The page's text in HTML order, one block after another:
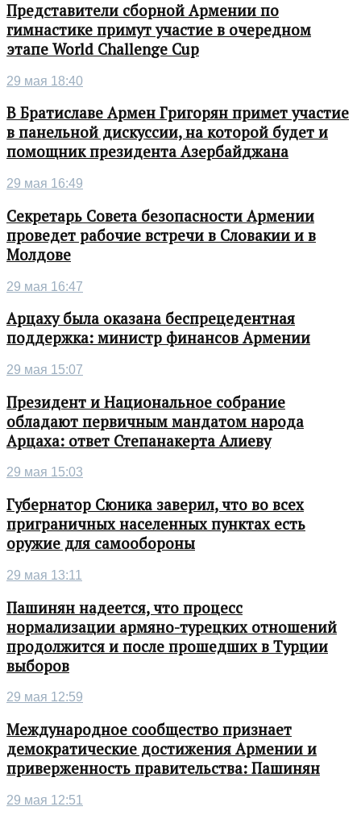
Представители сборной Армении по
гимнастике примут участие в очередном
этапе World Challenge Cup
29 мая 18:40
В Братиславе Армен Григорян примет участие
в панельной дискуссии, на которой будет и
помощник президента Азербайджана
29 мая 16:49
Секретарь Совета безопасности Армении
проведет рабочие встречи в Словакии и в
Молдове
29 мая 16:47
Арцаху была оказана беспрецедентная
поддержка: министр финансов Армении
29 мая 15:07
Президент и Национальное собрание
обладают первичным мандатом народа
Арцаха: ответ Степанакерта Алиеву
29 мая 15:03
Губернатор Сюника заверил, что во всех
приграничных населенных пунктах есть
оружие для самообороны
29 мая 13:11
Пашинян надеется, что процесс
нормализации армяно-турецких отношений
продолжится и после прошедших в Турции
выборов
29 мая 12:59
Международное сообщество признает
демократические достижения Армении и
приверженность правительства: Пашинян
29 мая 12:51